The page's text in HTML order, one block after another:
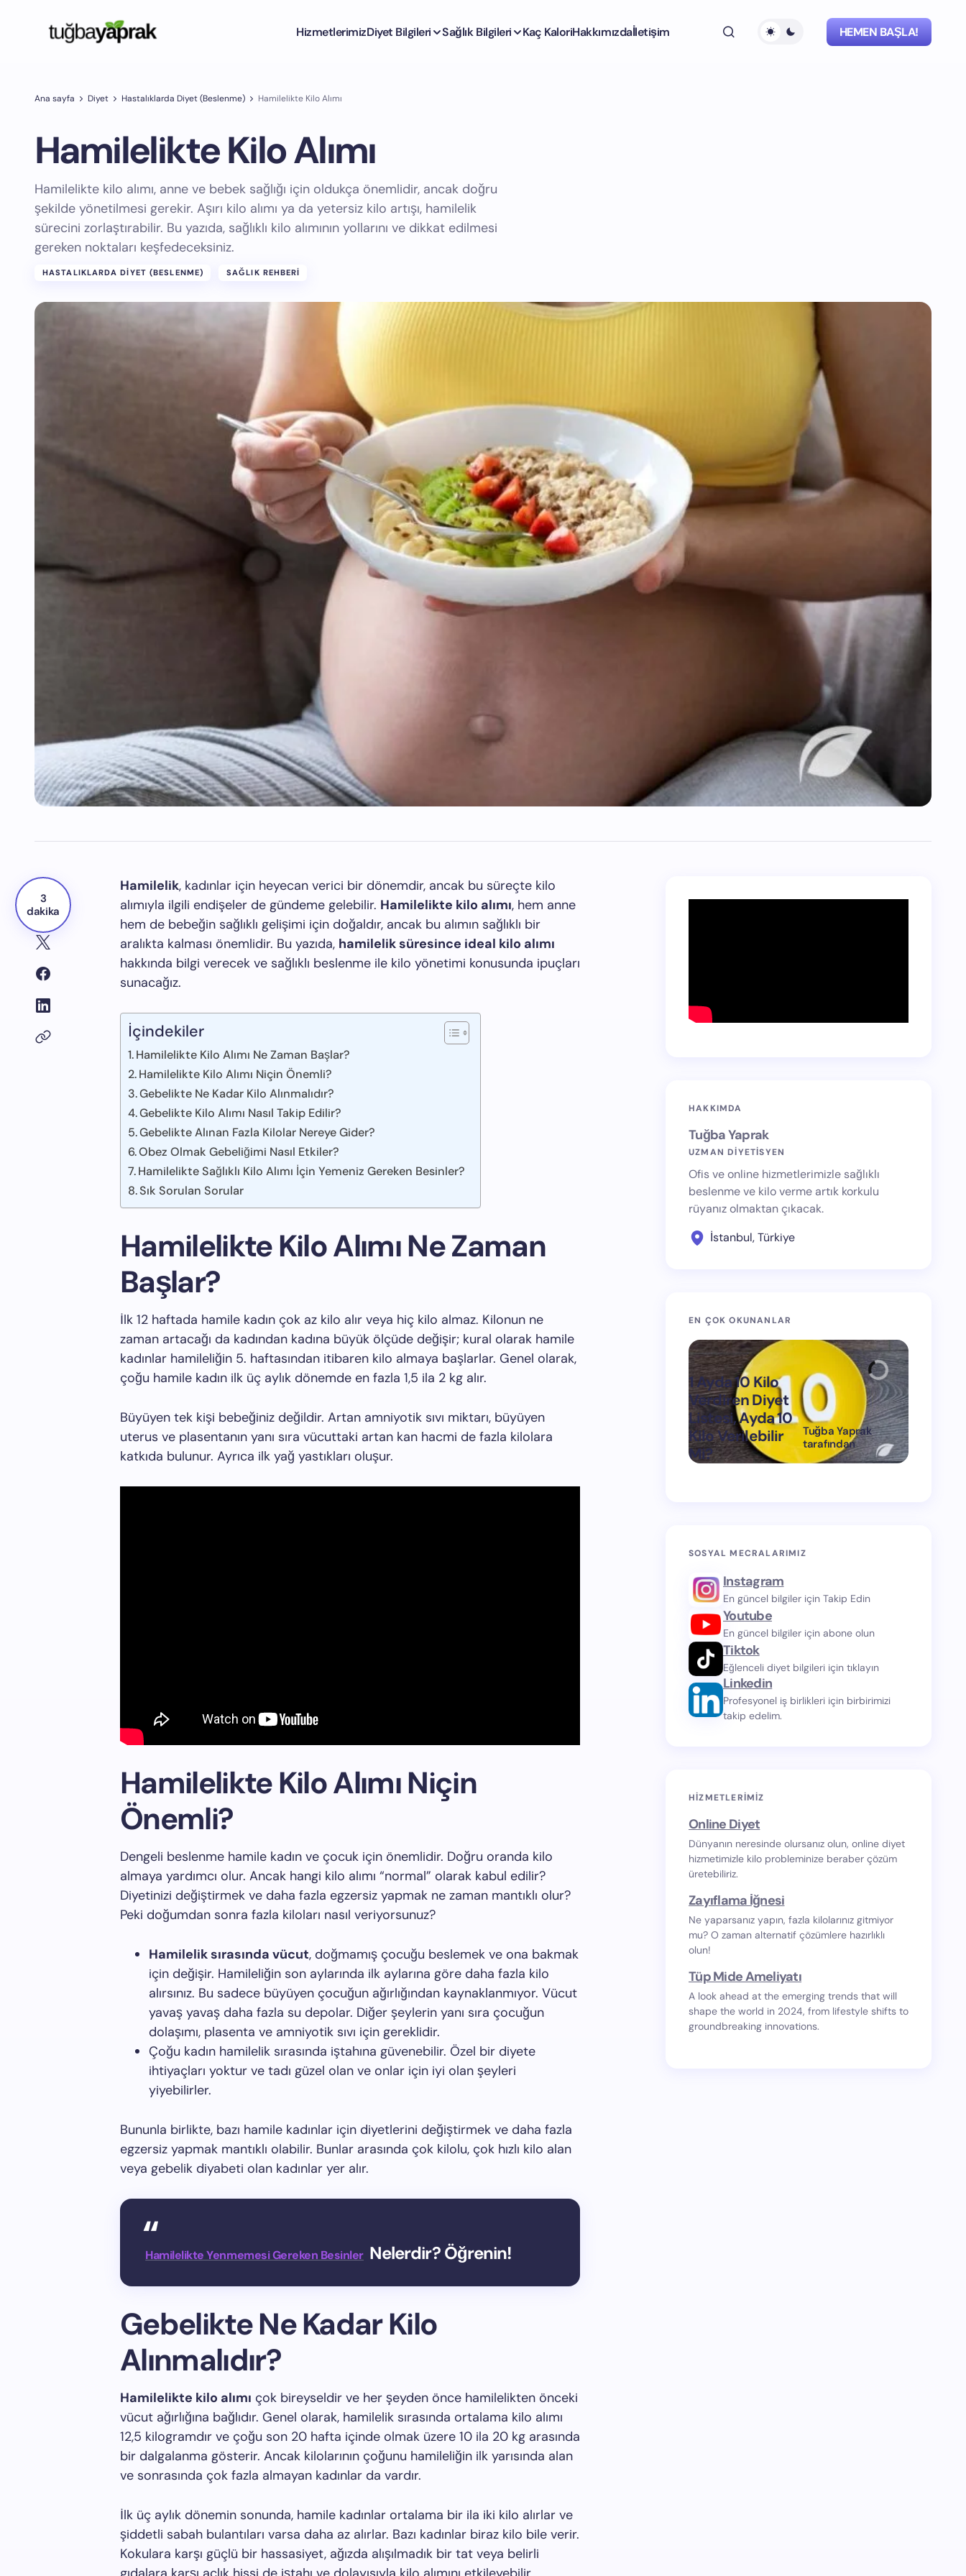
HizmetlerimizDiyet Bilgileri Sağlık Bilgileri Kaç KaloriHakkımızdaİletişim HEMEN BAŞLA!
Ana sayfa Diyet Hastalıklarda Diyet (Beslenme) Hamilelikte Kilo Alımı
Hamilelikte Kilo Alımı
Hamilelikte kilo alımı, anne ve bebek sağlığı için oldukça önemlidir, ancak doğru
şekilde yönetilmesi gerekir. Aşırı kilo alımı ya da yetersiz kilo artışı, hamilelik
sürecini zorlaştırabilir. Bu yazıda, sağlıklı kilo alımının yollarını ve dikkat edilmesi
gereken noktaları keşfedeceksiniz.
HASTALIKLARDA DIYET (BESLENME) SAĞLIK REHBERI
3
dakika
Hamilelik, kadınlar için heyecan verici bir dönemdir, ancak bu süreçte kilo
alımıyla ilgili endişeler de gündeme gelebilir. Hamilelikte kilo alımı, hem anne
hem de bebeğin sağlıklı gelişimi için doğaldır, ancak bu alımın sağlıklı bir
aralıkta kalması önemlidir. Bu yazıda, hamilelik süresince ideal kilo alımı
hakkında bilgi verecek ve sağlıklı beslenme ile kilo yönetimi konusunda ipuçları
sunacağız.
İçindekiler
Hamilelikte Kilo Alımı Ne Zaman Başlar?
Hamilelikte Kilo Alımı Niçin Önemli?
Gebelikte Ne Kadar Kilo Alınmalıdır?
Gebelikte Kilo Alımı Nasıl Takip Edilir?
Gebelikte Alınan Fazla Kilolar Nereye Gider?
Obez Olmak Gebeliğimi Nasıl Etkiler?
Hamilelikte Sağlıklı Kilo Alımı İçin Yemeniz Gereken Besinler?
Sık Sorulan Sorular
Hamilelikte Kilo Alımı Ne Zaman
Başlar?
İlk 12 haftada hamile kadın çok az kilo alır veya hiç kilo almaz. Kilonun ne
zaman artacağı da kadından kadına büyük ölçüde değişir; kural olarak hamile
kadınlar hamileliğin 5. haftasından itibaren kilo almaya başlarlar. Genel olarak,
çoğu hamile kadın ilk üç aylık dönemde en fazla 1,5 ila 2 kg alır.
Büyüyen tek kişi bebeğiniz değildir. Artan amniyotik sıvı miktarı, büyüyen
uterus ve plasentanın yanı sıra vücuttaki artan kan hacmi de fazla kilolara
katkıda bulunur. Ayrıca ilk yağ yastıkları oluşur.
Hamilelikte Kilo Alımı Niçin
Önemli?
Dengeli beslenme hamile kadın ve çocuk için önemlidir. Doğru oranda kilo
almaya yardımcı olur. Ancak hangi kilo alımı “normal” olarak kabul edilir?
Diyetinizi değiştirmek ve daha fazla egzersiz yapmak ne zaman mantıklı olur?
Peki doğumdan sonra fazla kiloları nasıl veriyorsunuz?
Hamilelik sırasında vücut, doğmamış çocuğu beslemek ve ona bakmak
için değişir. Hamileliğin son aylarında ilk aylarına göre daha fazla kilo
alırsınız. Bu sadece büyüyen çocuğun ağırlığından kaynaklanmıyor. Vücut
yavaş yavaş daha fazla su depolar. Diğer şeylerin yanı sıra çocuğun
dolaşımı, plasenta ve amniyotik sıvı için gereklidir.
Çoğu kadın hamilelik sırasında iştahına güvenebilir. Özel bir diyete
ihtiyaçları yoktur ve tadı güzel olan ve onlar için iyi olan şeyleri
yiyebilirler.
Bununla birlikte, bazı hamile kadınlar için diyetlerini değiştirmek ve daha fazla
egzersiz yapmak mantıklı olabilir. Bunlar arasında çok kilolu, çok hızlı kilo alan
veya gebelik diyabeti olan kadınlar yer alır.
Hamilelikte Yenmemesi Gereken Besinler Nelerdir? Öğrenin!
Gebelikte Ne Kadar Kilo
Alınmalıdır?
Hamilelikte kilo alımı çok bireyseldir ve her şeyden önce hamilelikten önceki
vücut ağırlığına bağlıdır. Genel olarak, hamilelik sırasında ortalama kilo alımı
12,5 kilogramdır ve çoğu son 20 hafta içinde olmak üzere 10 ila 20 kg arasında
bir dalgalanma gösterir. Ancak kilolarının çoğunu hamileliğin ilk yarısında alan
ve sonrasında çok fazla almayan kadınlar da vardır.
İlk üç aylık dönemin sonunda, hamile kadınlar ortalama bir ila iki kilo alırlar ve
şiddetli sabah bulantıları varsa daha az alırlar. Bazı kadınlar biraz kilo bile verir.
Kokulara karşı güçlü bir hassasiyet, ağızda alışılmadık bir tat veya belirli
HAKKIMDA
Tuğba Yaprak
UZMAN DİYETİSYEN
Ofis ve online hizmetlerimizle sağlıklı
beslenme ve kilo verme artık korkulu
rüyanız olmaktan çıkacak.
İstanbul, Türkiye
EN ÇOK OKUNANLAR
1 Ayda 10 Kilo
Verdiren Diyet
Listesi, Ayda 10
Kilo Verilebilir
Mi?
Tuğba Yaprak
tarafından
on
Mart 11, 2024
SOSYAL MECRALARIMIZ
Instagram
En güncel bilgiler için Takip Edin
Youtube
En güncel bilgiler için abone olun
Tiktok
Eğlenceli diyet bilgileri için tıklayın
Linkedin
Profesyonel iş birlikleri için birbirimizi
takip edelim.
HIZMETLERIMIZ
Online Diyet
Dünyanın neresinde olursanız olun, online diyet
hizmetimizle kilo probleminize beraber çözüm
üretebiliriz.
Zayıflama İğnesi
Ne yaparsanız yapın, fazla kilolarınız gitmiyor
mu? O zaman alternatif çözümlere hazırlıklı
olun!
Tüp Mide Ameliyatı
A look ahead at the emerging trends that will
shape the world in 2024, from lifestyle shifts to
groundbreaking innovations.